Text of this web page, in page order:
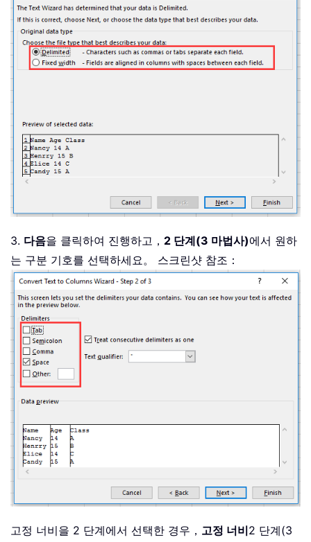
3. 다음을 클릭하여 진행하고， 2 단계(3 마법사)에서 원하
는 구분 기호를 선택하세요。 스크린샷 참조：
고정 너비을 2 단계에서 선택한 경우， 고정 너비2 단계(3